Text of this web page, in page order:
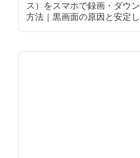
ス）をスマホで録画・ダウ
方法｜黒画面の原因と安定